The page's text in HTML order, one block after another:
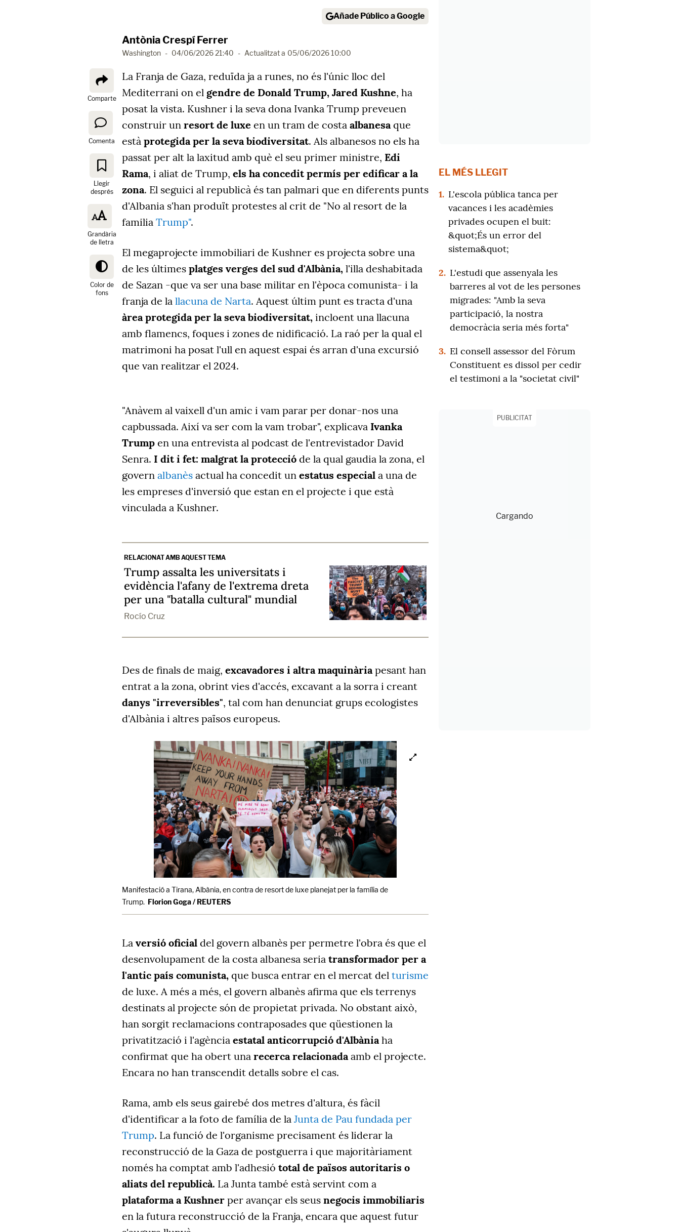
Añade Público a Google
Antònia Crespí Ferrer
Washington - 04/06/2026 21:40 - Actualitzat a 05/06/2026 10:00
Comparte
Comenta
Llegir
després
Grandària
de lletra
Color de
fons
La Franja de Gaza, reduïda ja a runes, no és l'únic lloc del
Mediterrani on el gendre de Donald Trump, Jared Kushne, ha
posat la vista. Kushner i la seva dona Ivanka Trump preveuen
construir un resort de luxe en un tram de costa albanesaque
està protegida per la seva biodiversitat. Als albanesos no els ha
passat per alt la laxitud amb què el seu primer ministre, Edi
Rama, i aliat de Trump, els ha concedit permís per edificar a la
zona. El seguici al republicà és tan palmari que en diferents punts
d'Albania s'han produït protestes al crit de "No al resort de la
familia Trump".
El megaprojecte immobiliari de Kushner es projecta sobre una
de les últimes platges verges del sud d'Albània, l'illa deshabitada
de Sazan -que va ser una base militar en l'època comunista- i la
franja de la llacuna de Narta. Aquest últim punt es tracta d'una
àrea protegida per la seva biodiversitat, incloent una llacuna
amb flamencs, foques i zones de nidificació. La raó per la qual el
matrimoni ha posat l'ull en aquest espai és arran d'una excursió
que van realitzar el 2024.
"Anàvem al vaixell d'un amic i vam parar per donar-nos una
capbussada. Així va ser com la vam trobar", explicava Ivanka
Trump en una entrevista al podcast de l'entrevistador David
Senra. I dit i fet: malgrat la protecció de la qual gaudia la zona, el
govern albanès actual ha concedit un estatus especial a una de
les empreses d'inversió que estan en el projecte i que està
vinculada a Kushner.
RELACIONAT AMB AQUEST TEMA
Trump assalta les universitats i
evidència l'afany de l'extrema dreta
per una "batalla cultural" mundial
Rocío Cruz
Des de finals de maig, excavadores i altra maquinàriapesant han
entrat a la zona, obrint vies d'accés, excavant a la sorra i creant
danys "irreversibles", tal com han denunciat grups ecologistes
d'Albània i altres països europeus.
Manifestació a Tirana, Albània, en contra de resort de luxe planejat per la família de
Trump. Florion Goga / REUTERS
La versió oficial del govern albanès per permetre l'obra és que el
desenvolupament de la costa albanesa seria transformador per a
l'antic país comunista, que busca entrar en el mercat del turisme
de luxe. A més a més, el govern albanès afirma que els terrenys
destinats al projecte són de propietat privada. No obstant això,
han sorgit reclamacions contraposades que qüestionen la
privatització i l'agència estatal anticorrupció d'Albàniaha
confirmat que ha obert una recerca relacionadaamb el projecte.
Encara no han transcendit detalls sobre el cas.
Rama, amb els seus gairebé dos metres d'altura, és fàcil
d'identificar a la foto de família de la Junta de Pau fundada per
Trump. La funció de l'organisme precisament és liderar la
reconstrucció de la Gaza de postguerra i que majoritàriament
només ha comptat amb l'adhesió total de països autoritaris o
aliats del republicà. La Junta també està servint com a
plataforma a Kushner per avançar els seus negocis immobiliaris
en la futura reconstrucció de la Franja, encara que aquest futur
EL MÉS LLEGIT
1. L'escola pública tanca per
vacances i les acadèmies
privades ocupen el buit:
&quot;És un error del
sistema&quot;
2. L'estudi que assenyala les
barreres al vot de les persones
migrades: "Amb la seva
participació, la nostra
democràcia seria més forta"
3. El consell assessor del Fòrum
Constituent es dissol per cedir
el testimoni a la "societat civil"
PUBLICITAT